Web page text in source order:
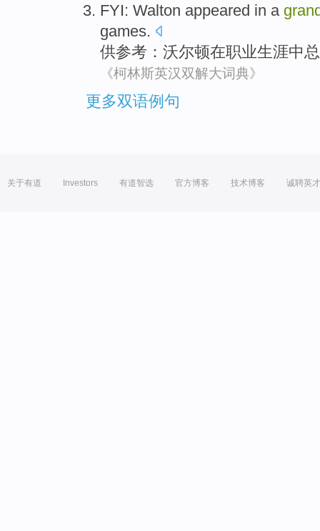
FYI: Walton appeared in a
games.
供参考 ： 沃尔顿在职业生涯中
《柯林斯英汉双解大词典》
更多双语例句
关于有道 Investors 有道智选 官方博客 技术博客 诚聘英才